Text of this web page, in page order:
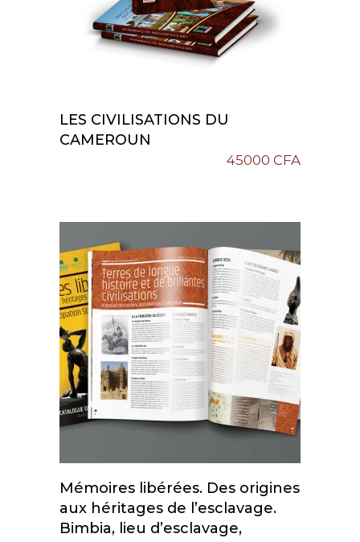
Add To Cart
LES CIVILISATIONS DU
CAMEROUN
45000 CFA
Add To Cart
Mémoires libérées. Des origines
aux héritages de l’esclavage.
Bimbia, lieu d’esclavage,